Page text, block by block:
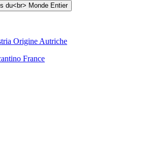
Origine Autriche